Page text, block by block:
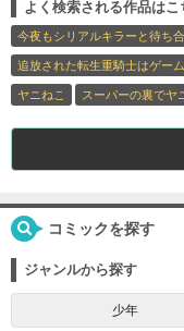
よく検索される作品はこ
今夜もシリアルキラーと待ち
追放された転生重騎士はゲー
ヤニねこ スーパーの裏でヤ
コミックを探す
ジャンルから探す
少年